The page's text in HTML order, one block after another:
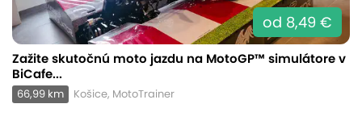
od 8,49 €
Zažite skutočnú moto jazdu na MotoGP™ simulátore v
BiCafe...
66,99 km Košice, MotoTrainer